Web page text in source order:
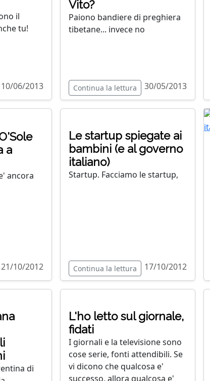
il
tu!
10/06/2013
Vito?
Paiono bandiere di preghiera
tibetane... invece no
Continua la lettura 30/05/2013
a
ancora
21/10/2012
Le startup spiegate ai
bambini (e al governo
italiano)
Startup. Facciamo le startup,
Continua la lettura 17/10/2012
di
L'ho letto sul giornale,
fidati
I giornali e la televisione sono
cose serie, fonti attendibili. Se
vi dicono che qualcosa e'
successo, allora qualcosa e'